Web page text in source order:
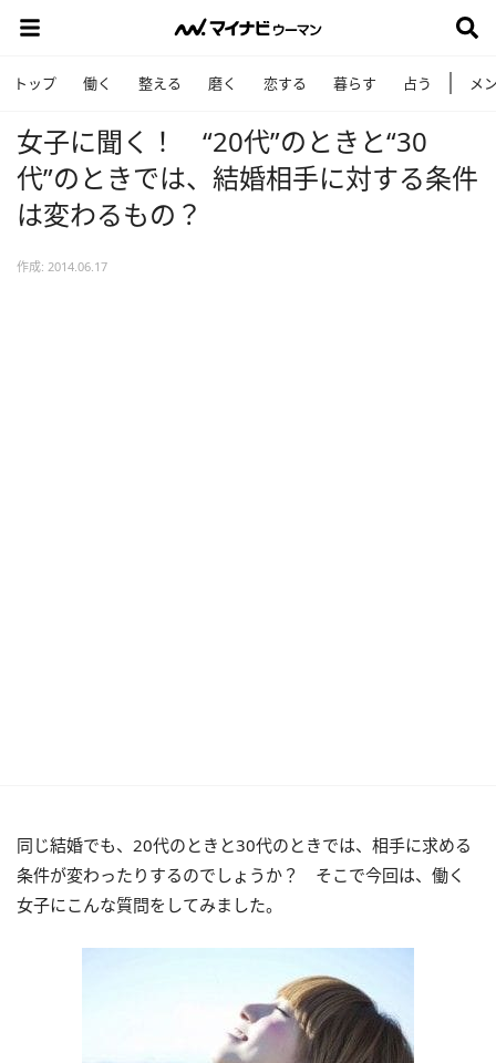
トップ 働く 整える 磨く 恋する 暮らす 占う メ
女子に聞く！ “20代”のときと“30
代”のときでは、結婚相手に対する条件
は変わるもの？
作成: 2014.06.17
同じ結婚でも、20代のときと30代のときでは、相手に求める
条件が変わったりするのでしょうか？ そこで今回は、働く
女子にこんな質問をしてみました。